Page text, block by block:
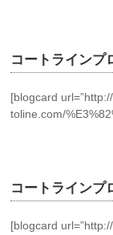
コートラインプ
[blogcard
toline.com/
コートラインプ
[blogcard